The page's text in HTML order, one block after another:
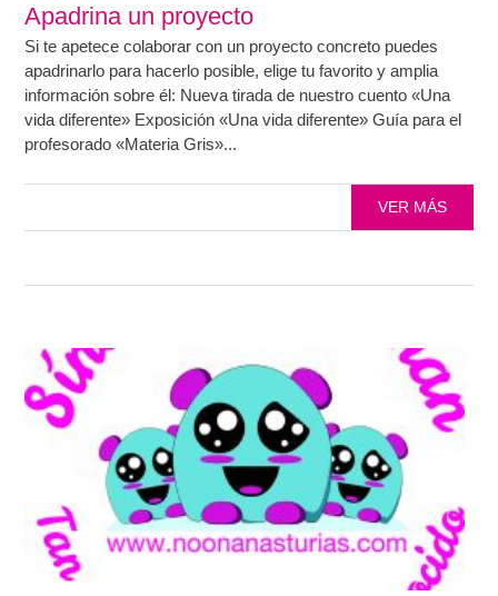
Apadrina un proyecto
Si te apetece colaborar con un proyecto concreto puedes
apadrinarlo para hacerlo posible, elige tu favorito y amplia
información sobre él: Nueva tirada de nuestro cuento «Una
vida diferente» Exposición «Una vida diferente» Guía para el
profesorado «Materia Gris»...
VER MÁS